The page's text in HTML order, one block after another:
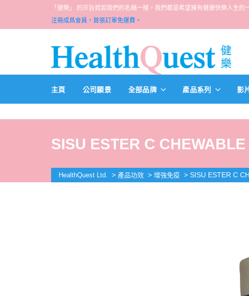
「健樂」 的宗旨就如我們的名稱一樣，我們都是希望擁有健康快樂人生
注冊成爲會員，首張訂單免運費。
主頁 公司願景 全部品牌 產品系列 影
SISU ESTER C
HealthQuest Ltd. > 產品功效 > 增強免疫 > SISU ESTER C